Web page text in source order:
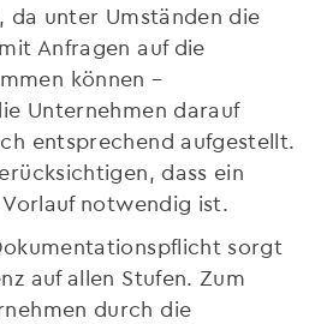
da unter Umständen die
Anfragen auf die
können –
Unternehmen darauf
entsprechend aufgestellt.
dass ein
notwendig ist.
sorgt
auf allen Stufen. Zum
durch die